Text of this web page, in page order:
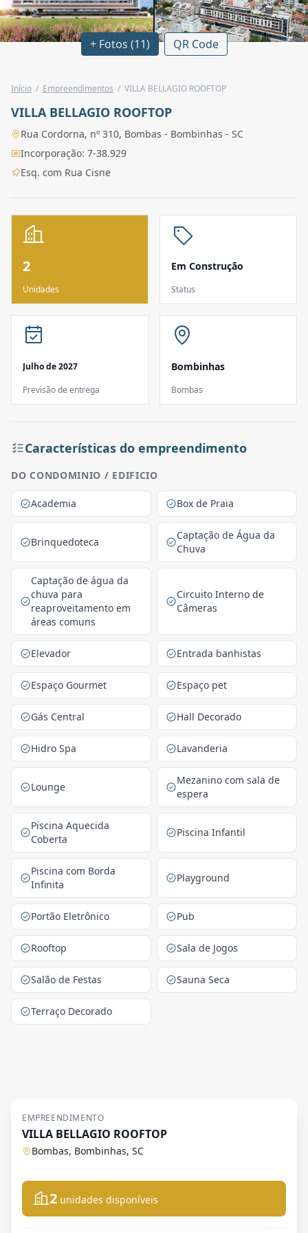
+ Fotos (11) QR Code
Início / Empreendimentos / VILLA BELLAGIO ROOFTOP
VILLA BELLAGIO ROOFTOP
Rua Cordorna, nº 310, Bombas - Bombinhas - SC
Incorporação: 7-38.929
Esq. com Rua Cisne
2
Unidades
Em Construção
Status
Julho de 2027
Previsão de entrega
Bombinhas
Bombas
Características do empreendimento
DO CONDOMINIO / EDIFICIO
Academia Box de Praia
Brinquedoteca
Captação de Água da
Chuva
Captação de água da
chuva para
reaproveitamento em
áreas comuns
Circuito Interno de
Câmeras
Elevador Entrada banhistas
Espaço Gourmet Espaço pet
Gás Central Hall Decorado
Hidro Spa Lavanderia
Lounge
Mezanino com sala de
espera
Piscina Aquecida
Coberta
Piscina Infantil
Piscina com Borda
Infinita
Playground
Portão Eletrônico Pub
Rooftop Sala de Jogos
Salão de Festas Sauna Seca
Terraço Decorado
EMPREENDIMENTO
VILLA BELLAGIO ROOFTOP
Bombas, Bombinhas, SC
2 unidades disponíveis